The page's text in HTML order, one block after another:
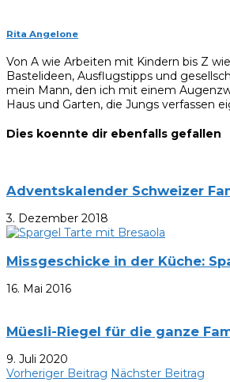
Rita Angelone
Von A wie Arbeiten mit Kindern bis Z
Bastelideen, Ausflugstipps und
mein Mann, den ich mit einem
Haus und Garten, die Jungs verfassen
Dies koennte dir ebenfalls gefallen
Adventskalender Schweizer
3. Dezember 2018
Missgeschicke in der Küche:
16. Mai 2016
Müesli-Riegel für die ganze
9. Juli 2020
Vorheriger Beitrag Nächster Beitrag